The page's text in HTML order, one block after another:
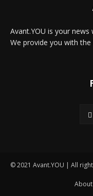
Avant.YOU is your
We provide you with
© 2021 Avant.YOU | All